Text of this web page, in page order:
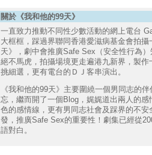
關於《我和他的99天》
一直致力推動不同性少數活動的網上電台
大框框，踩過界聯同香港愛滋病基金會拍
天》，劇中會推廣Safe Sex（安全性行為
絕不馬虎，拍攝場境更走遍港九新界，製
挑細選，更有電台的ＤＪ客串演出。
《我和他的99天》主要圍繞一個男同志的
忘，繼而開了一個Blog，娓娓道出兩人的
色的感情線，更有男同志社會及踩界的不
發，推廣Safe Sex的重要性！劇集已經從
語對白。